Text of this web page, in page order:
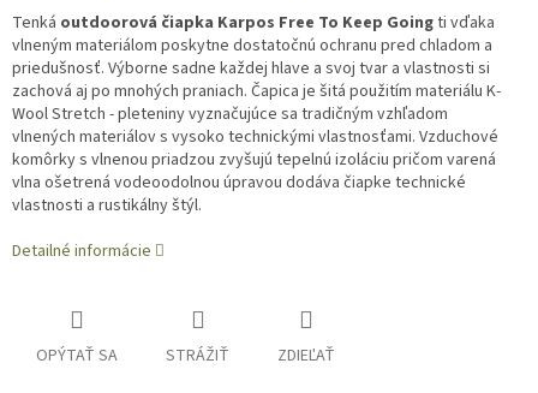
Tenká outdoorová čiapka Karpos Free To Keep Goingti vďaka
vlneným materiálom poskytne dostatočnú ochranu pred chladom a
priedušnosť. Výborne sadne každej hlave a svoj tvar a vlastnosti si
zachová aj po mnohých praniach. Čapica je šitá použitím materiálu K-
Wool Stretch - pleteniny vyznačujúce sa tradičným vzhľadom
vlnených materiálov s vysoko technickými vlastnosťami. Vzduchové
komôrky s vlnenou priadzou zvyšujú tepelnú izoláciu pričom varená
vlna ošetrená vodeoodolnou úpravou dodáva čiapke technické
vlastnosti a rustikálny štýl.
Detailné informácie
OPÝTAŤ SA STRÁŽIŤ ZDIEĽAŤ